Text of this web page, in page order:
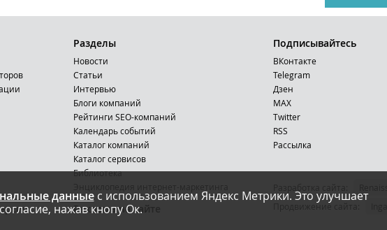
как
данныес использованием Яндекс Метрики. Это улучшает
нажав кнопу Ок.
Разделы
Новости
Статьи
Интервью
Блоги компаний
Рейтинги SEO-компаний
Календарь событий
Каталог компаний
Каталог сервисов
Библиотека
Реклама на сайте
Подписывайтесь
ВКонтакте
Telegram
Дзен
MAX
Тwitter
RSS
Рассылка
Продвижение сайта